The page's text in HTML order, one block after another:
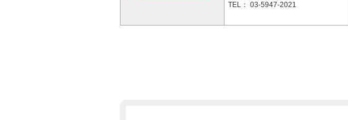
TEL： 03-5947-2021